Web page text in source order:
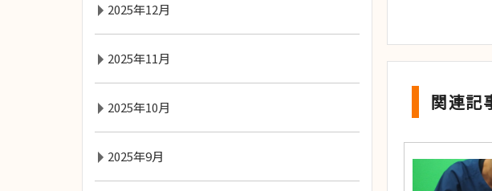
関連記
2025年12月
2025年11月
2025年10月
2025年9月